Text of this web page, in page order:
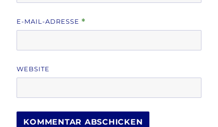
E-MAIL-ADRESSE *
WEBSITE